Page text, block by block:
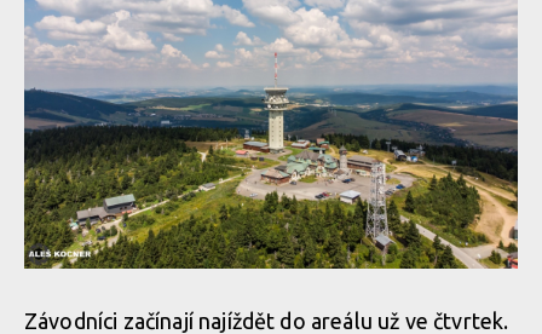
Závodníci začínají najíždět do areálu už ve čtvrtek.